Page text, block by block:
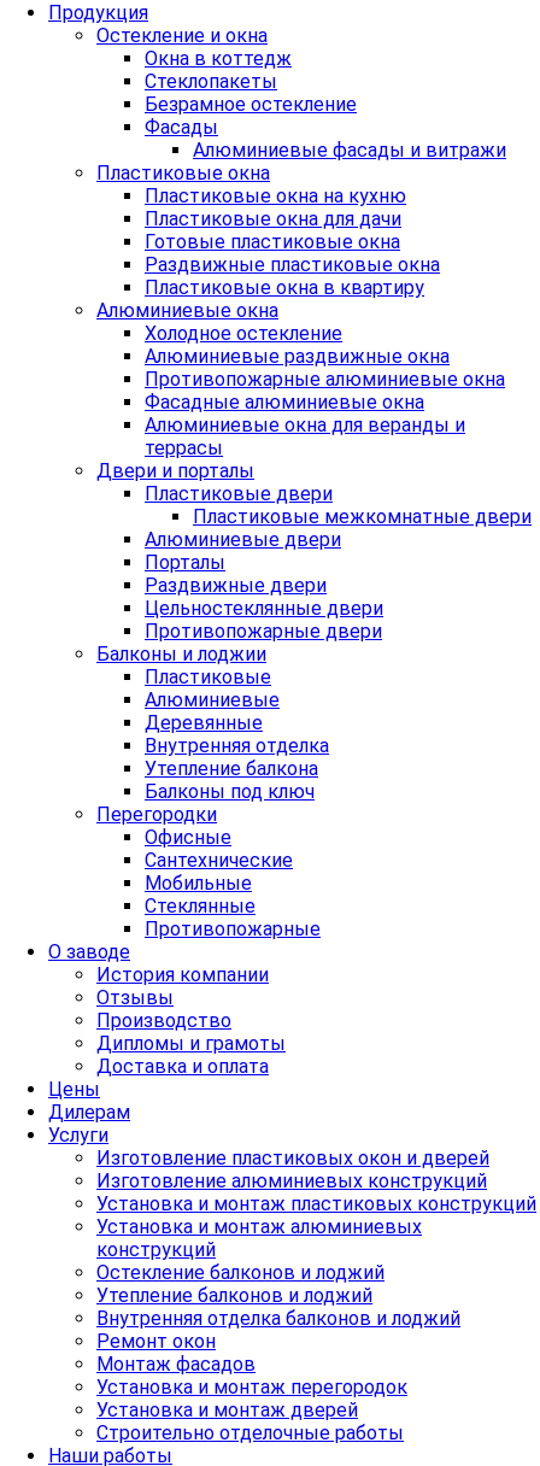
Продукция
Остекление и окна
Окна в коттедж
Стеклопакеты
Безрамное остекление
Фасады
Алюминиевые фасады и витражи
Пластиковые окна
Пластиковые окна на кухню
Пластиковые окна для дачи
Готовые пластиковые окна
Раздвижные пластиковые окна
Пластиковые окна в квартиру
Алюминиевые окна
Холодное остекление
Алюминиевые раздвижные окна
Противопожарные алюминиевые окна
Фасадные алюминиевые окна
Алюминиевые окна для веранды и
террасы
Двери и порталы
Пластиковые двери
Пластиковые межкомнатные двери
Алюминиевые двери
Порталы
Раздвижные двери
Цельностеклянные двери
Противопожарные двери
Балконы и лоджии
Пластиковые
Алюминиевые
Деревянные
Внутренняя отделка
Утепление балкона
Балконы под ключ
Перегородки
Офисные
Сантехнические
Мобильные
Стеклянные
Противопожарные
О заводе
История компании
Отзывы
Производство
Дипломы и грамоты
Доставка и оплата
Цены
Дилерам
Услуги
Изготовление пластиковых окон и дверей
Изготовление алюминиевых конструкций
Установка и монтаж пластиковых конструкций
Установка и монтаж алюминиевых
конструкций
Остекление балконов и лоджий
Утепление балконов и лоджий
Внутренняя отделка балконов и лоджий
Ремонт окон
Монтаж фасадов
Установка и монтаж перегородок
Установка и монтаж дверей
Строительно отделочные работы
Наши работы